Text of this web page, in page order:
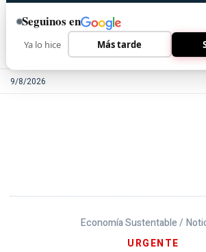
9/8/2026
Economía Sustentable /
URGENTE
Seguinos en
Ya lo hice Más tarde